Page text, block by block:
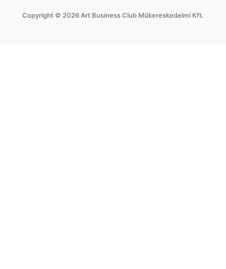
e
t
a
Copyright © 2026 Art Business Club Műkereskedelmi Kft.